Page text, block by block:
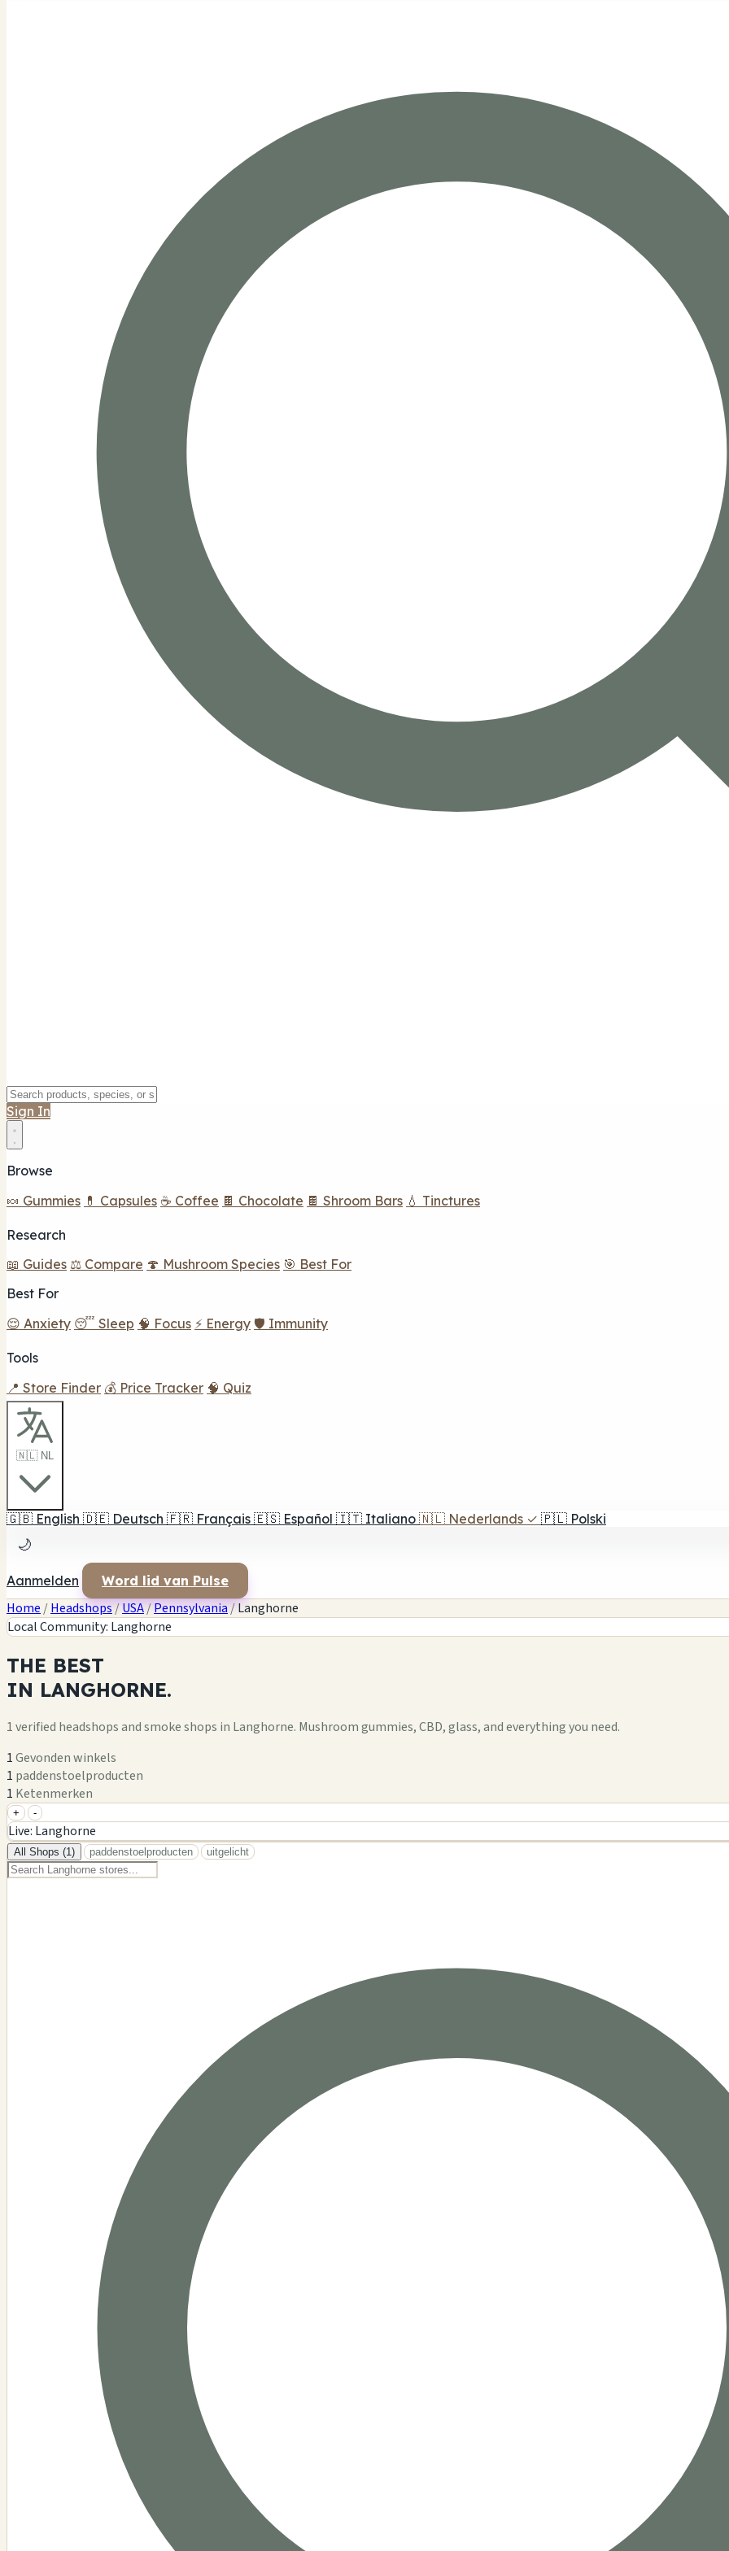
Sign In
Browse
🍬 Gummies 💊 Capsules ☕ Coffee 🍫 Chocolate 🍫 Shroom Bars 💧 Tinctures
Research
📖 Guides ⚖️ Compare 🍄 Mushroom Species 🎯 Best For
Best For
😌 Anxiety 😴 Sleep 🧠 Focus ⚡ Energy 🛡️ Immunity
Tools
📍 Store Finder 💰 Price Tracker 🧠 Quiz
🇳🇱 NL
🇬🇧 English 🇩🇪 Deutsch 🇫🇷 Français 🇪🇸 Español 🇮🇹 Italiano 🇳🇱 Nederlands ✓ 🇵🇱 Polski
🌙
Aanmelden Word lid van Pulse
Home /Headshops/USA/Pennsylvania/Langhorne
Local Community: Langhorne
THE BEST
IN LANGHORNE.
1 verified headshops and smoke shops in Langhorne. Mushroom gummies, CBD, glass, and everything you need.
1Gevonden winkels
1 paddenstoelproducten
1 Ketenmerken
+
−
+ -
Live: Langhorne
All Shops (1) paddenstoelproducten uitgelicht